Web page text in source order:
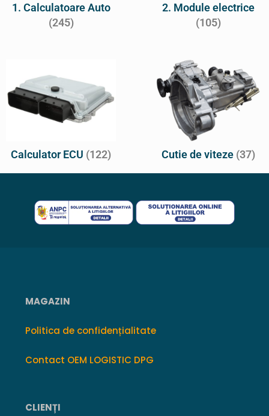
1. Calculatoare Auto
(245)
2. Module electrice
(105)
Calculator ECU (122) Cutie de viteze (37)
MAGAZIN
Politica de confidențialitate
Contact OEM LOGISTIC DPG
CLIENȚI